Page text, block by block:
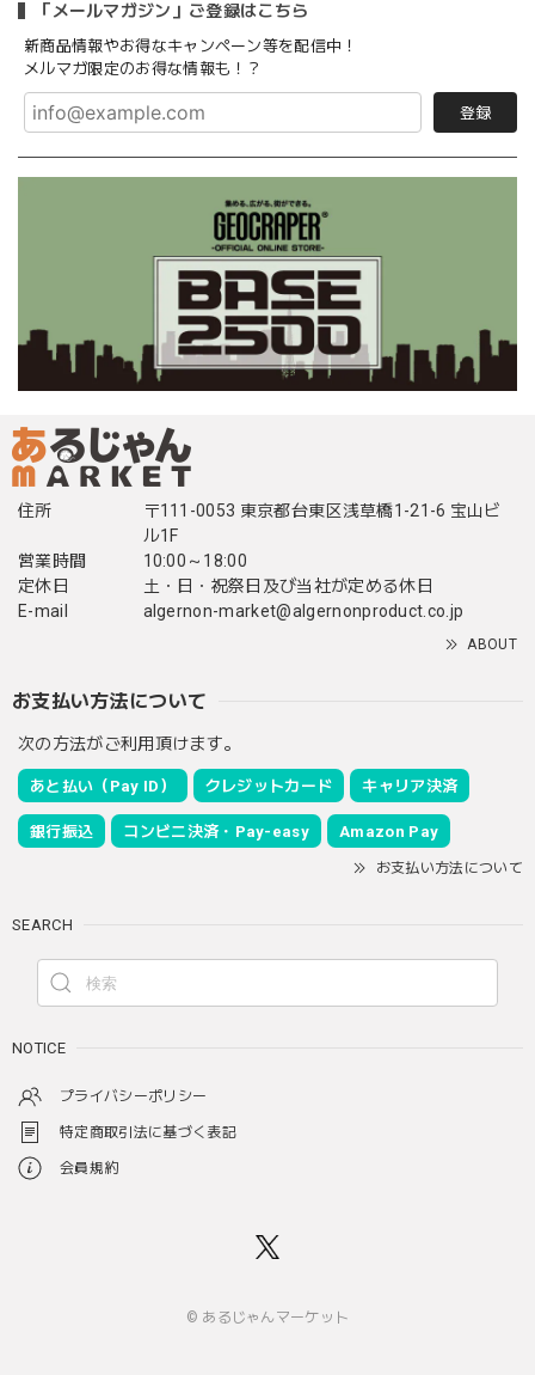
「メールマガジン」ご登録はこちら
新商品情報やお得なキャンペーン等を配信中！
メルマガ限定のお得な情報も！？
登録
住所
〒111-0053 東京都台東区浅草橋1-21-6 宝山ビ
ル1F
営業時間
10:00～18:00
定休日
土・日・祝祭日及び当社が定める休日
E-mail
algernon-market@algernonproduct.co.jp
ABOUT
お支払い方法について
次の方法がご利用頂けます。
あと払い（Pay ID） クレジットカード キャリア決済
銀行振込 コンビニ決済・Pay-easy Amazon Pay
お支払い方法について
SEARCH
NOTICE
プライバシーポリシー
特定商取引法に基づく表記
会員規約
© あるじゃんマーケット